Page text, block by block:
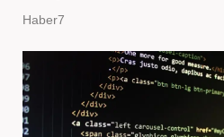
Haber7